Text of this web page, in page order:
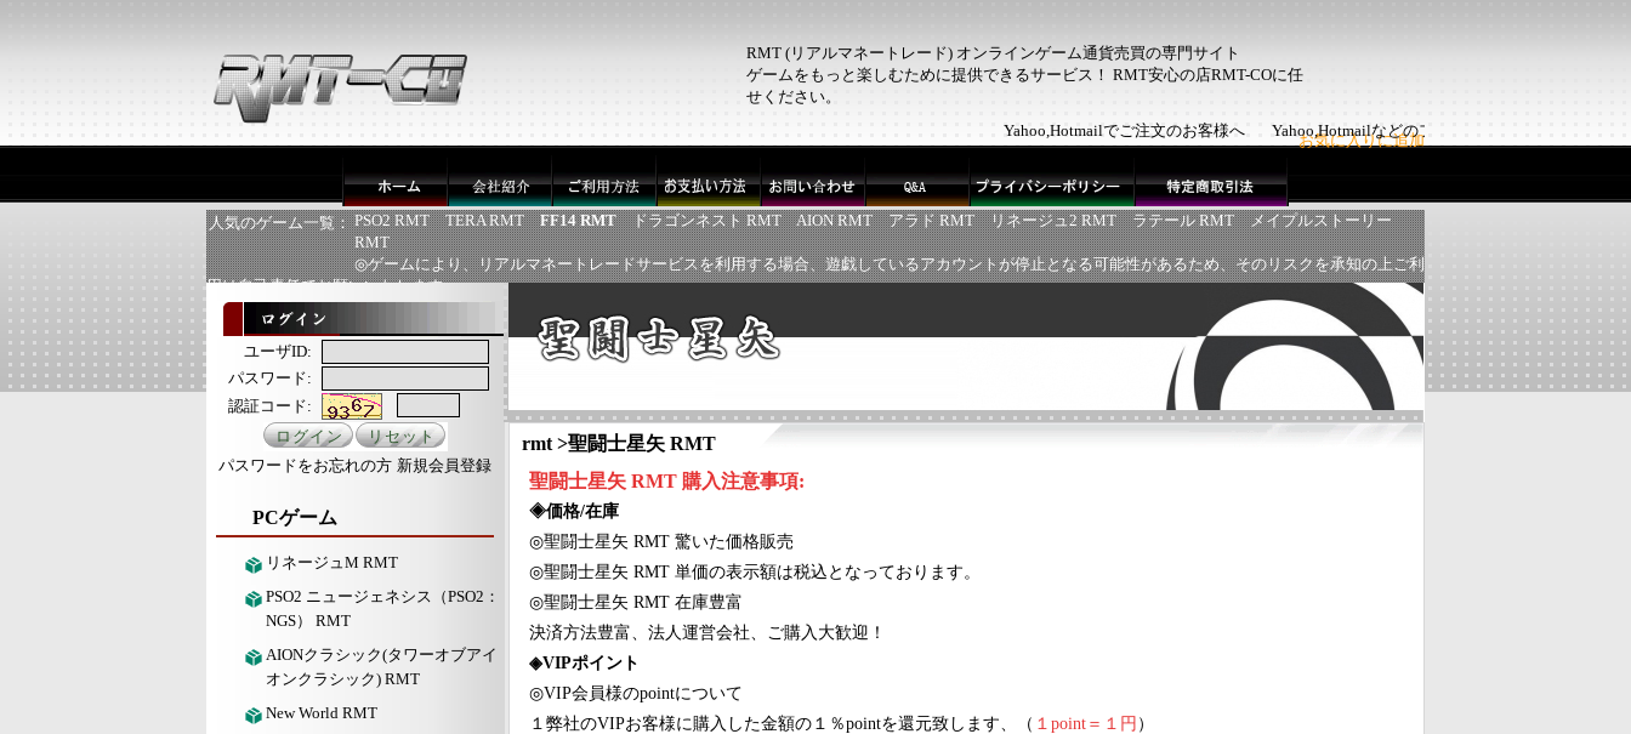
RMT (リアルマネートレード) オンラインゲーム通貨売買の専門サイト
ゲームをもっと楽しむために提供できるサービス！ RMT安心の店RMT-COに任
せください。
お気に入りに追加
Yahoo,Hotmailでご注文のお客様へ Yahoo,Hotmailなどのフリーメールでご注文のお客様
人気のゲーム一覧： PSO2 RMT TERA RMT FF14 RMT ドラゴンネスト RMT AION RMT アラド RMT リネージュ2 RMT ラテール RMT
メイプルストーリー
RMT
◎ゲームにより、リアルマネートレードサービスを利用する場合、遊戯しているアカウントが停止となる可能性があるため、そのリスクを承知の上ご利
用は自己責任でお願いいたします
ユーザID:
パスワード:
認証コード:
パスワードをお忘れの方 新規会員登録
PCゲーム
リネージュM RMT
PSO2 ニュージェネシス（PSO2：
NGS） RMT
AIONクラシック(タワーオブアイ
オンクラシック) RMT
New World RMT
rmt >聖闘士星矢 RMT
聖闘士星矢 RMT 購入注意事項:
◈価格/在庫
◎聖闘士星矢 RMT 驚いた価格販売
◎聖闘士星矢 RMT 単価の表示額は税込となっております。
◎聖闘士星矢 RMT 在庫豊富
決済方法豊富、法人運営会社、ご購入大歓迎！
◈VIPポイント
◎VIP会員様のpointについて
１弊社のVIPお客様に購入した金額の１％pointを還元致します、（ １point＝１円 ）